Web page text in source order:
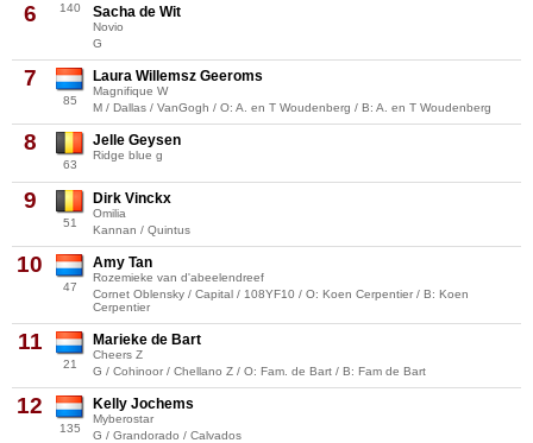
6 140 Sacha de Wit
Novio
G
7
85
Laura Willemsz Geeroms
Magnifique W
M / Dallas / VanGogh / O: A. en T Woudenberg / B: A. en T Woudenberg
8
63
Jelle Geysen
Ridge blue g
9
51
Dirk Vinckx
Omilia
Kannan / Quintus
10
47
Amy Tan
Rozemieke van d'abeelendreef
Cornet Oblensky / Capital / 108YF10 / O: Koen Cerpentier / B: Koen
Cerpentier
11
21
Marieke de Bart
Cheers Z
G / Cohinoor / Chellano Z / O: Fam. de Bart / B: Fam de Bart
12
135
Kelly Jochems
Myberostar
G / Grandorado / Calvados